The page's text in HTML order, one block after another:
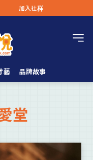
加入社群
藝 品牌故事
堂